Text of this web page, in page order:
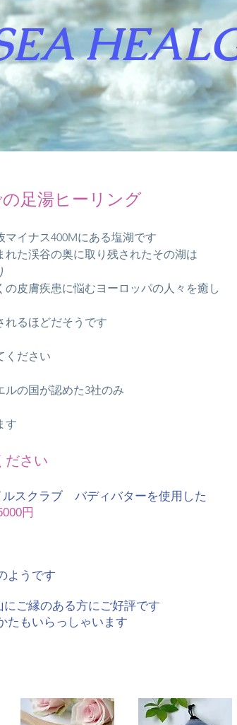
足湯ヒーリング
マイナス400Mにある塩湖です
た渓谷の奥に取り残されたその湖は
の皮膚疾患に悩むヨーロッパの人々を癒し
るほどだそうです
ください
ルの国が認めた3社のみ
す
さい
ルスクラブ バディバターを使用した
円
ようです
にご縁のある方にご好評です
たもいらっしゃいます